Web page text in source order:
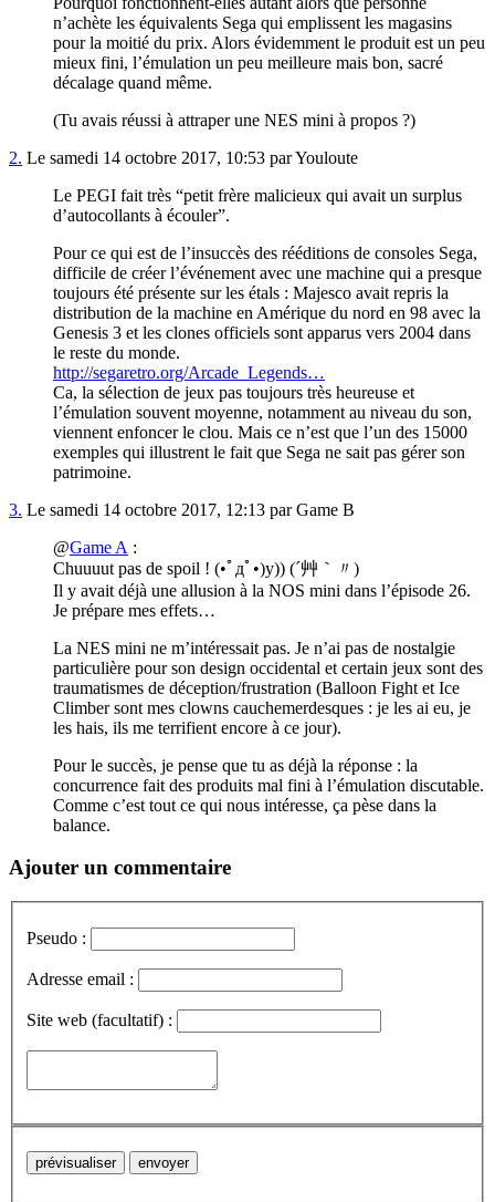
n’achète les équivalents Sega qui emplissent les magasins
pour la moitié du prix. Alors évidemment le produit est un peu
mieux fini, l’émulation un peu meilleure mais bon, sacré
décalage quand même.
(Tu avais réussi à attraper une NES mini à propos ?)
2. Le samedi 14 octobre 2017, 10:53 par Youloute
Le PEGI fait très “petit frère malicieux qui avait un surplus
d’autocollants à écouler”.
Pour ce qui est de l’insuccès des rééditions de consoles Sega,
difficile de créer l’événement avec une machine qui a presque
toujours été présente sur les étals : Majesco avait repris la
distribution de la machine en Amérique du nord en 98 avec la
Genesis 3 et les clones officiels sont apparus vers 2004 dans
le reste du monde.
http://segaretro.org/Arcade_Legends…
Ca, la sélection de jeux pas toujours très heureuse et
l’émulation souvent moyenne, notamment au niveau du son,
viennent enfoncer le clou. Mais ce n’est que l’un des 15000
exemples qui illustrent le fait que Sega ne sait pas gérer son
patrimoine.
3. Le samedi 14 octobre 2017, 12:13 par Game B
@Game A :
Chuuuut pas de spoil ! (•ﾟдﾟ•)y)) (´艸｀〃)
Il y avait déjà une allusion à la NOS mini dans l’épisode 26.
Je prépare mes effets…
La NES mini ne m’intéressait pas. Je n’ai pas de nostalgie
particulière pour son design occidental et certain jeux sont des
traumatismes de déception/frustration (Balloon Fight et Ice
Climber sont mes clowns cauchemerdesques : je les ai eu, je
les hais, ils me terrifient encore à ce jour).
Pour le succès, je pense que tu as déjà la réponse : la
concurrence fait des produits mal fini à l’émulation discutable.
Comme c’est tout ce qui nous intéresse, ça pèse dans la
balance.
Ajouter un commentaire
Pseudo :
Adresse email :
Site web (facultatif) :